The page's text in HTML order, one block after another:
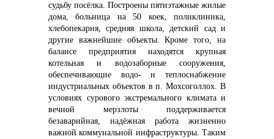
судьбу посёлка. Построены пятиэтажные жилые
дома, больница на 50 коек, поликлиника,
хлебопекарня, средняя школа, детский сад и
другие важнейшие объекты. Кроме того, на
балансе предприятия находятся крупная
котельная и водозаборные сооружения,
обеспечивающие водо- и теплоснабжение
индустриальных объектов в п. Мохсоголлох. В
условиях сурового экстремального климата и
вечной мерзлоты поддерживается
безаварийная, надёжная работа жизненно
важной коммунальной инфраструктуры. Таким